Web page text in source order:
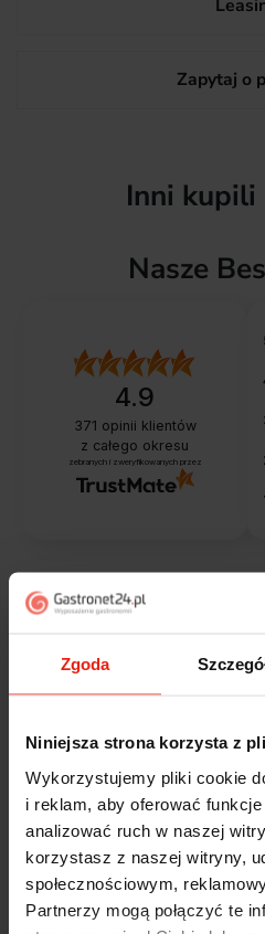
Zgoda
Niniejsza strona korzysta z
Wykorzystujemy pliki cookie
i reklam, aby oferować
analizować ruch w naszej
korzystasz z naszej witryny,
społecznościowym,
Partnerzy mogą połączyć te
Zapytaj o
Inni kupili
Nasze
4.9
371 opinii klientów
z całego okresu
zebranych i zweryfikowanych przez
Jak zbieramy opinie?
5
Jestem zaskoczona, że ta
szybko. Paczka dotarła cała i
sprawnie, bez problemów.
klienta.
dzisiaj